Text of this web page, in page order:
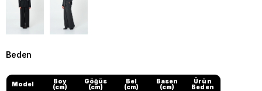
Beden
Model
Boy
(cm)
Göğüs
(cm)
Bel
(cm)
Basen
(cm)
Ürün
Beden